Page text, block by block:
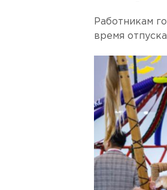
Работникам
время отпуска